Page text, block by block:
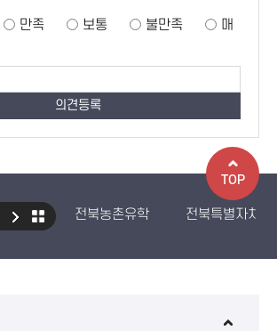
만족 보통 불만족
매
전북농촌유학
전북특별자치
TOP